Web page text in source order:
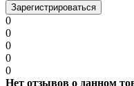
Зарегистрироваться
0
0
0
0
0
Нет отзывов о данном